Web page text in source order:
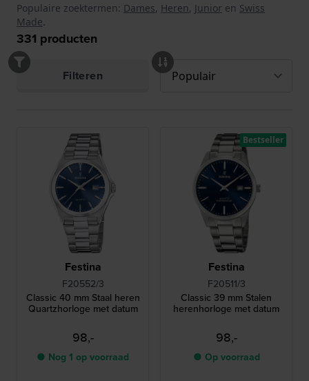
Populaire zoektermen: Dames, Heren, Junior en Swiss
Made.
331 producten
Filteren
Festina
F20552/3
Classic 40 mm Staal heren
Quartzhorloge met datum
98,-
● Nog 1 op voorraad
Festina
F20511/3
Classic 39 mm Stalen
herenhorloge met datum
98,-
● Op voorraad
Bestseller